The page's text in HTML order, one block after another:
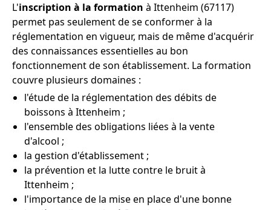
L'inscription à la formation à Ittenheim (67117)
permet pas seulement de se conformer à la
réglementation en vigueur, mais de même d'acquérir
des connaissances essentielles au bon
fonctionnement de son établissement. La formation
couvre plusieurs domaines :
l'étude de la réglementation des débits de
boissons à Ittenheim ;
l'ensemble des obligations liées à la vente
d'alcool ;
la gestion d'établissement ;
la prévention et la lutte contre le bruit à
Ittenheim ;
l'importance de la mise en place d'une bonne